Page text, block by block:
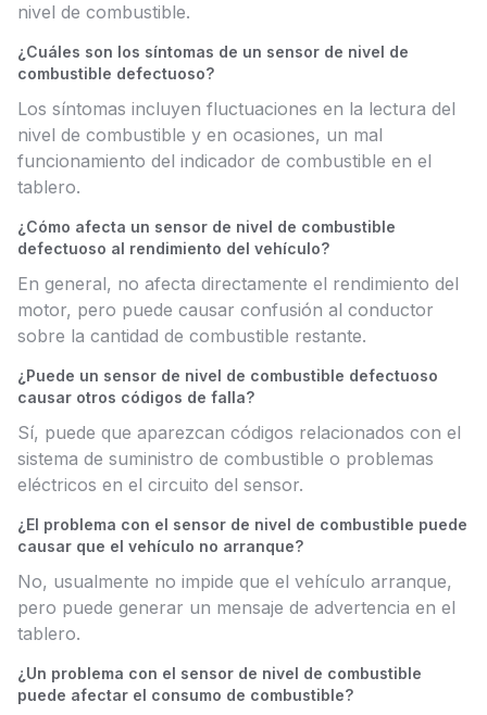
nivel de combustible.
¿Cuáles son los síntomas de un sensor de nivel de
combustible defectuoso?
Los síntomas incluyen fluctuaciones en la lectura del
nivel de combustible y en ocasiones, un mal
funcionamiento del indicador de combustible en el
tablero.
¿Cómo afecta un sensor de nivel de combustible
defectuoso al rendimiento del vehículo?
En general, no afecta directamente el rendimiento del
motor, pero puede causar confusión al conductor
sobre la cantidad de combustible restante.
¿Puede un sensor de nivel de combustible defectuoso
causar otros códigos de falla?
Sí, puede que aparezcan códigos relacionados con el
sistema de suministro de combustible o problemas
eléctricos en el circuito del sensor.
¿El problema con el sensor de nivel de combustible puede
causar que el vehículo no arranque?
No, usualmente no impide que el vehículo arranque,
pero puede generar un mensaje de advertencia en el
tablero.
¿Un problema con el sensor de nivel de combustible
puede afectar el consumo de combustible?